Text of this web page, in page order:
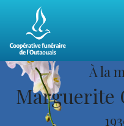
À la
Marguerite